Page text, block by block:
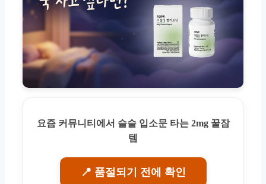
요즘 커뮤니티에서 슬슬 입소문 타는 2mg 꿀잠
템
📍 품절되기 전에 확인